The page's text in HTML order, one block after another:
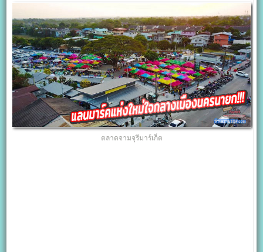
ตลาดจามจุรีมาร์เก็ต